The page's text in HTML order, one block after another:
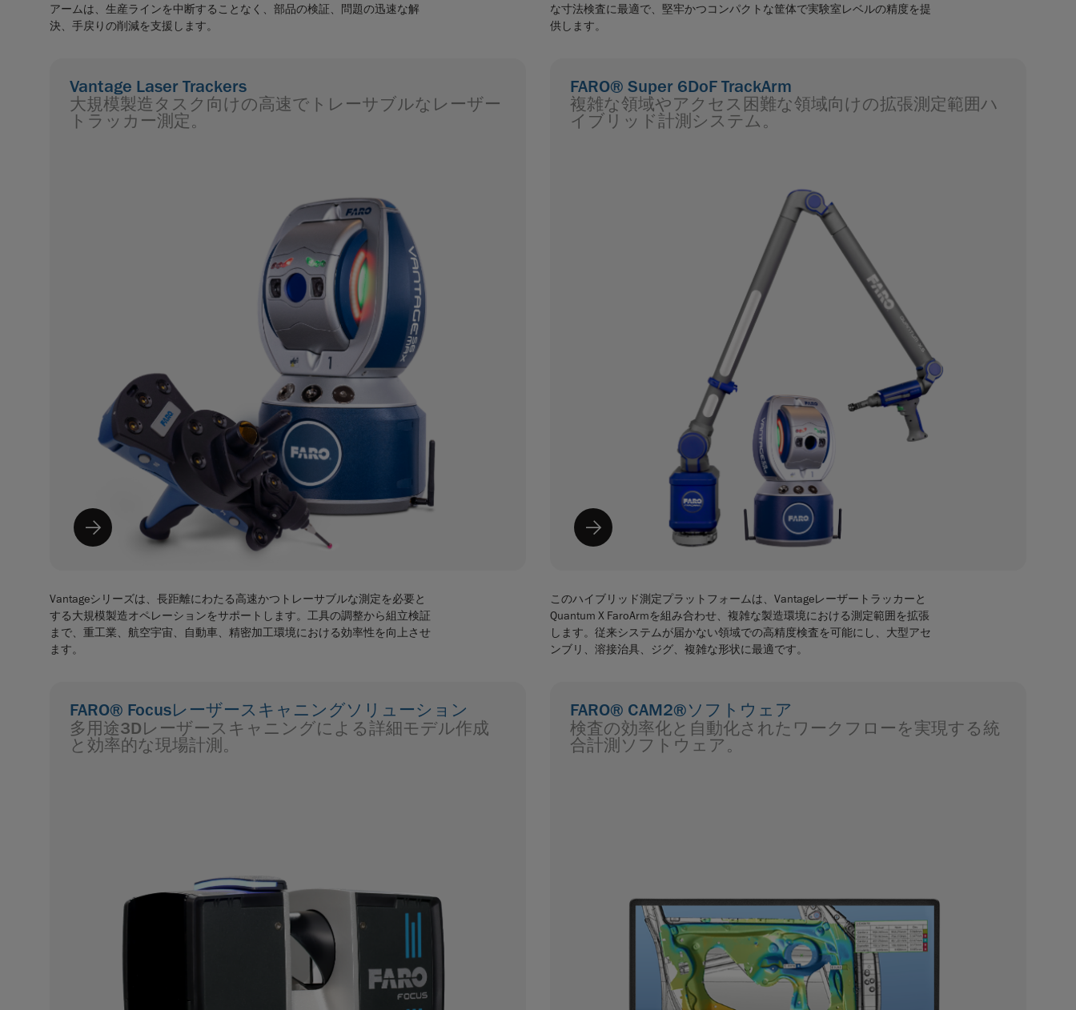
アームは、生産ラインを中断することなく、部品の検証、問題の迅速な解
決、手戻りの削減を支援します。
な寸法検査に最適で、堅牢かつコンパクトな筐体で実験室レベルの精度を提
供します。
Vantage Laser Trackers
大規模製造タスク向けの高速でトレーサブルなレーザー
トラッカー測定。
Vantageシリーズは、長距離にわたる高速かつトレーサブルな測定を必要と
する大規模製造オペレーションをサポートします。工具の調整から組立検証
まで、重工業、航空宇宙、自動車、精密加工環境における効率性を向上させ
ます。
FARO® Super 6DoF TrackArm
複雑な領域やアクセス困難な領域向けの拡張測定範囲ハ
イブリッド計測システム。
このハイブリッド測定プラットフォームは、Vantageレーザートラッカーと
Quantum X FaroArmを組み合わせ、複雑な製造環境における測定範囲を拡張
します。従来システムが届かない領域での高精度検査を可能にし、大型アセ
ンブリ、溶接治具、ジグ、複雑な形状に最適です。
FARO® Focusレーザースキャニングソリューション
多用途3Dレーザースキャニングによる詳細モデル作成
と効率的な現場計測。
FARO® CAM2®ソフトウェア
検査の効率化と自動化されたワークフローを実現する統
合計測ソフトウェア。